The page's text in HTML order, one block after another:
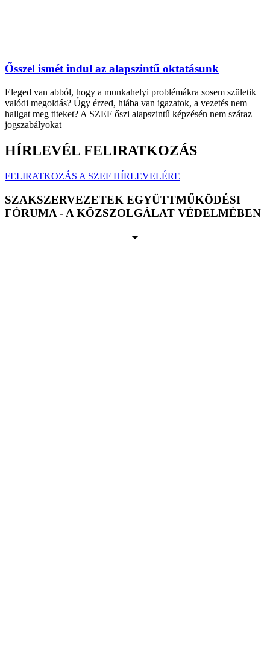
Ősszel ismét indul az alapszintű oktatásunk
Eleged van abból, hogy a munkahelyi problémákra sosem születik
valódi megoldás? Úgy érzed, hiába van igazatok, a vezetés nem
hallgat meg titeket? A SZEF őszi alapszintű képzésén nem száraz
jogszabályokat
HÍRLEVÉL FELIRATKOZÁS
FELIRATKOZÁS A SZEF HÍRLEVELÉRE
SZAKSZERVEZETEK EGYÜTTMŰKÖDÉSI
FÓRUMA - A KÖZSZOLGÁLAT VÉDELMÉBEN